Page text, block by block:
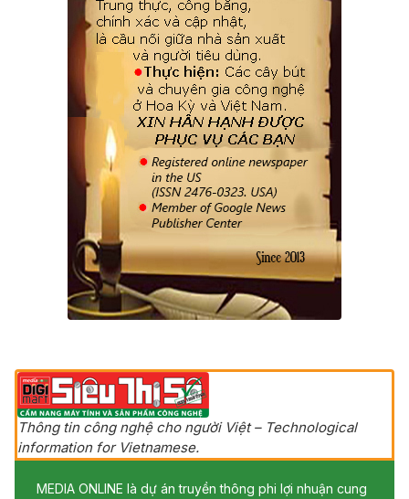
Thông tin công nghệ cho người Việt – Technological
information for Vietnamese.
MEDIA ONLINE là dự án truyền thông phi lợi nhuận cung